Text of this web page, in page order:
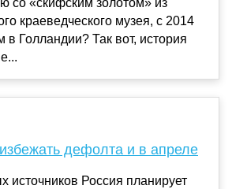
со «скифским золотом» из
краеведческого музея, с 2014
в Голландии? Так вот, история
дефолта и в апреле
источников Россия планирует